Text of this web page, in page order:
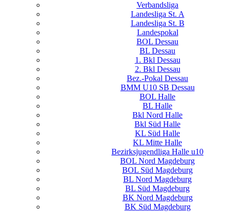
Verbandsliga
Landesliga St. A
Landesliga St. B
Landespokal
BOL Dessau
BL Dessau
1. Bkl Dessau
2. Bkl Dessau
Bez.-Pokal Dessau
BMM U10 SB Dessau
BOL Halle
BL Halle
Bkl Nord Halle
Bkl Süd Halle
KL Süd Halle
KL Mitte Halle
Bezirksjugendliga Halle u10
BOL Nord Magdeburg
BOL Süd Magdeburg
BL Nord Magdeburg
BL Süd Magdeburg
BK Nord Magdeburg
BK Süd Magdeburg